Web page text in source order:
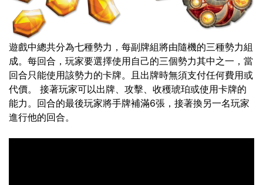
遊戲中總共分為七種勢力，每副牌組將由隨機的三種勢力組
成。每回合，玩家要選擇使用自己的三個勢力其中之一，當
回合只能使用該勢力的卡牌。且出牌時無須支付任何費用或
代價。 接著玩家可以出牌、攻擊、收穫琥珀或使用卡牌的
能力。回合的最後玩家將手牌補滿6張，接著換另一名玩家
進行他的回合。